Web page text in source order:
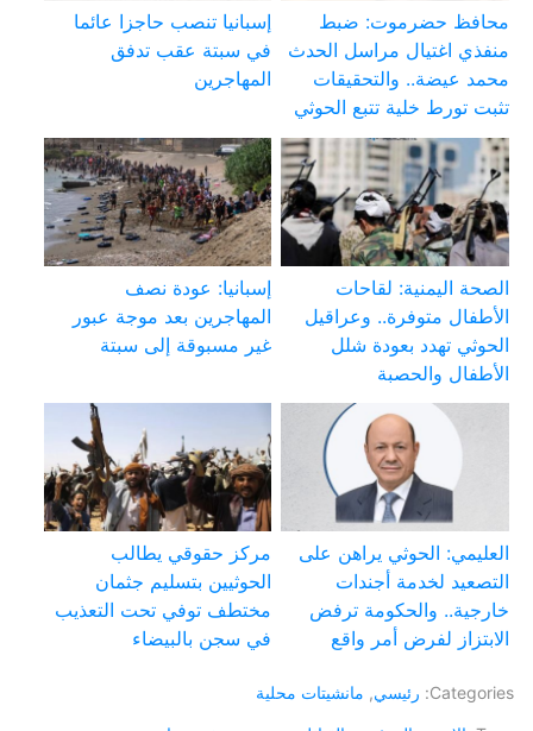
محافظ حضرموت: ضبط
منفذي اغتيال مراسل الحدث
محمد عيضة.. والتحقيقات
تثبت تورط خلية تتبع الحوثي
إسبانيا تنصب حاجزا عائما
في سبتة عقب تدفق
المهاجرين
الصحة اليمنية: لقاحات
الأطفال متوفرة.. وعراقيل
الحوثي تهدد بعودة شلل
الأطفال والحصبة
إسبانيا: عودة نصف
المهاجرين بعد موجة عبور
غير مسبوقة إلى سبتة
العليمي: الحوثي يراهن على
التصعيد لخدمة أجندات
خارجية.. والحكومة ترفض
الابتزاز لفرض أمر واقع
مركز حقوقي يطالب
الحوثيين بتسليم جثمان
مختطف توفي تحت التعذيب
في سجن بالبيضاء
Categories: رئيسي, مانشيتات محلية